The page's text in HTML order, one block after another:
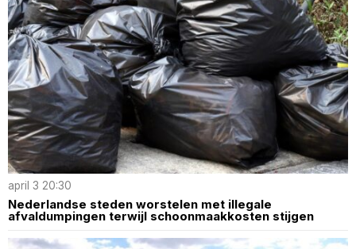
april 3 20:30
Nederlandse steden worstelen met illegale
afvaldumpingen terwijl schoonmaakkosten stijgen